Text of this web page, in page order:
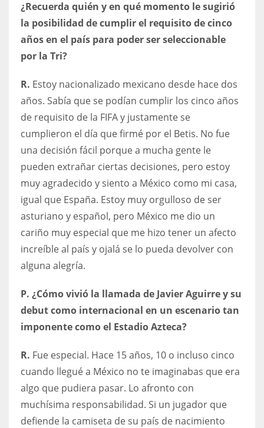
¿Recuerda quién y en qué momento le sugirió
la posibilidad de cumplir el requisito de cinco
años en el país para poder ser seleccionable
por la Tri?
R. Estoy nacionalizado mexicano desde hace dos
años. Sabía que se podían cumplir los cinco años
de requisito de la FIFA y justamente se
cumplieron el día que firmé por el Betis. No fue
una decisión fácil porque a mucha gente le
pueden extrañar ciertas decisiones, pero estoy
muy agradecido y siento a México como mi casa,
igual que España. Estoy muy orgulloso de ser
asturiano y español, pero México me dio un
cariño muy especial que me hizo tener un afecto
increíble al país y ojalá se lo pueda devolver con
alguna alegría.
P. ¿Cómo vivió la llamada de Javier Aguirre y su
debut como internacional en un escenario tan
imponente como el Estadio Azteca?
R. Fue especial. Hace 15 años, 10 o incluso cinco
cuando llegué a México no te imaginabas que era
algo que pudiera pasar. Lo afronto con
muchísima responsabilidad. Si un jugador que
defiende la camiseta de su país de nacimiento